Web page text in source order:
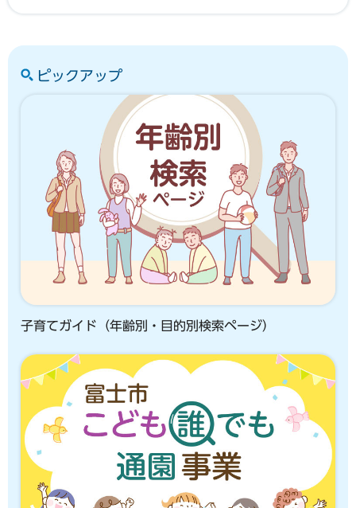
ピックアップ
子育てガイド（年齢別・目的別検索ページ）